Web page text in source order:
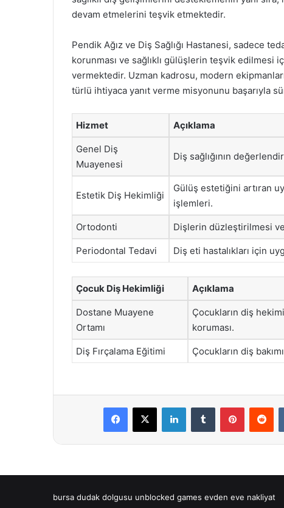
devam etmelerini teşvik etmektedir.
Pendik Ağız ve Diş Sağlığı Hastanesi, sadece
korunması ve sağlıklı gülüşlerin teşvik
vermektedir. Uzman kadrosu, modern
türlü ihtiyaca yanıt verme misyonunu başarıyla
Hizmet Açıklama
Genel Diş
Muayenesi
Diş sağlığının
Estetik Diş Hekimliği
Gülüş estetiğini artıran
işlemleri.
Ortodonti Dişlerin düzleştirilmesi
Periodontal Tedavi Diş eti hastalıkları için
Çocuk Diş Hekimliği Açıklama
Dostane Muayene
Ortamı
Çocukların diş
koruması.
Diş Fırçalama Eğitimi Çocukların diş
Facebook
X LinkedInTumblr Pinterest
bursa dudak dolgusu unblocked games evden eve nakliyat